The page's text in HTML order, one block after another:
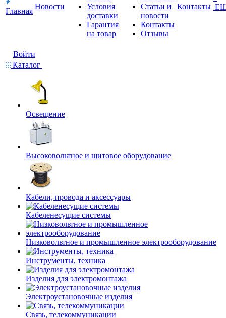
Главная
Новости
Условия
доставки
Гарантия
на товар
Статьи и
новости
Контакты
Отзывы
Контакты
Войти
Каталог
Освещение
Высоковольтное и щитовое оборудование
Кабели, провода и аксессуары
Кабеленесущие системы
Низковольтное и промышленное электрооборудование
Инструменты, техника
Изделия для электромонтажа
Электроустановочные изделия
Связь, телекоммуникации